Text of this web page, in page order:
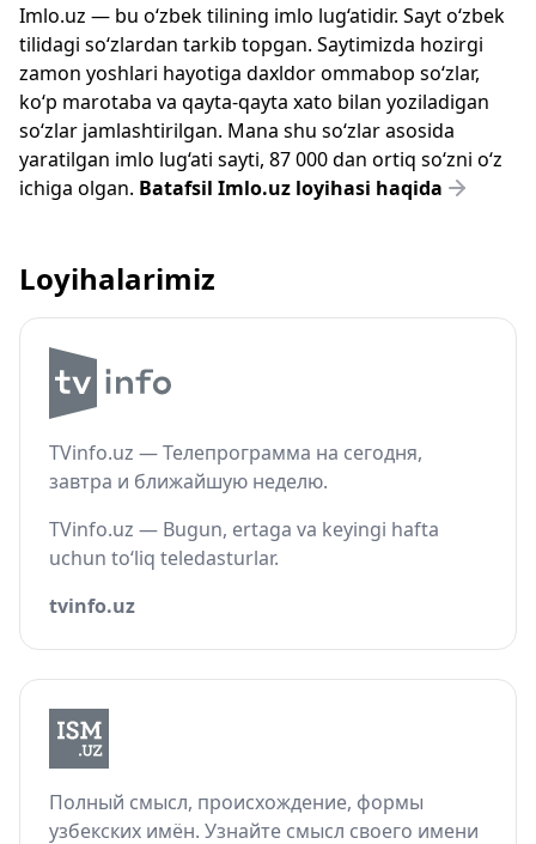
Imlo.uz — bu o‘zbek tilining imlo lug‘atidir. Sayt o‘zbek
tilidagi so‘zlardan tarkib topgan. Saytimizda hozirgi
zamon yoshlari hayotiga daxldor ommabop so‘zlar,
ko‘p marotaba va qayta-qayta xato bilan yoziladigan
so‘zlar jamlashtirilgan. Mana shu so‘zlar asosida
yaratilgan imlo lug‘ati sayti, 87 000 dan ortiq so‘zni o‘z
ichiga olgan. Batafsil Imlo.uz loyihasi haqida
Loyihalarimiz
TVinfo.uz — Телепрограмма на сегодня,
завтра и ближайшую неделю.
TVinfo.uz — Bugun, ertaga va keyingi hafta
uchun to‘liq teledasturlar.
tvinfo.uz
Полный смысл, происхождение, формы
узбекских имён. Узнайте смысл своего имени